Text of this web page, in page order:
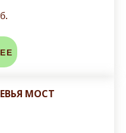
МОСТ